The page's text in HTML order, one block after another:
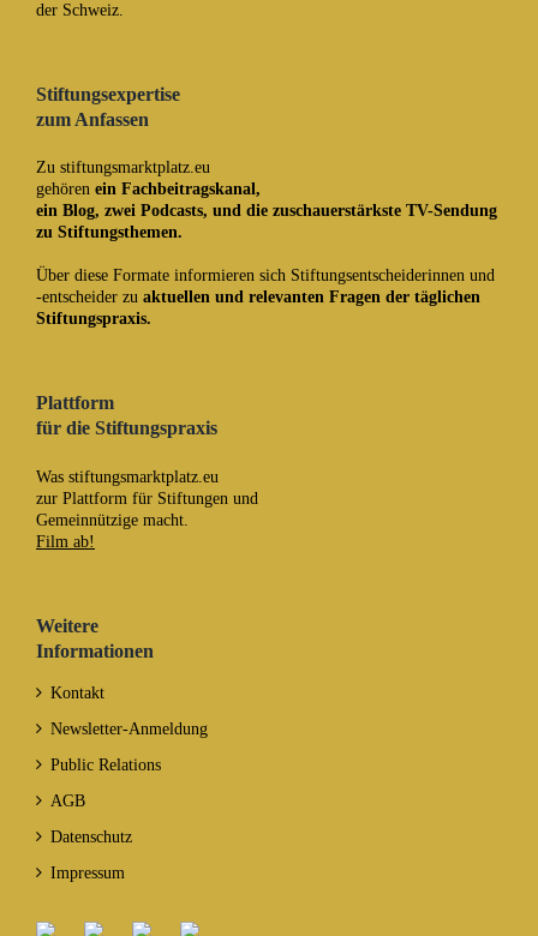
der Schweiz.
Stiftungsexpertise
zum Anfassen
Zu stiftungsmarktplatz.eu
gehören ein Fachbeitragskanal,
ein Blog, zwei Podcasts, und die zuschauerstärkste TV-Sendung
zu Stiftungsthemen.
Über diese Formate informieren sich Stiftungsentscheiderinnen und
-entscheider zu aktuellen und relevanten Fragen der täglichen
Stiftungspraxis.
Plattform
für die Stiftungspraxis
Was stiftungsmarktplatz.eu
zur Plattform für Stiftungen und
Gemeinnützige macht.
Film ab!
Weitere
Informationen
Kontakt
Newsletter-Anmeldung
Public Relations
AGB
Datenschutz
Impressum